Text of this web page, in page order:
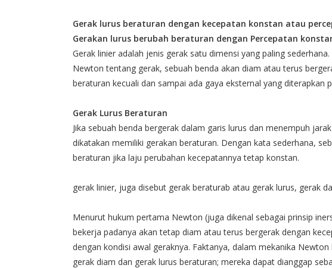
Gerak lurus beraturan dengan kecepatan konstan atau
Gerakan lurus berubah beraturan dengan Percepatan
Gerak linier adalah jenis gerak satu dimensi yang paling
Newton tentang gerak, sebuah benda akan diam atau terus
beraturan kecuali dan sampai ada gaya eksternal yang diterapkan
Gerak Lurus Beraturan
Jika sebuah benda bergerak dalam garis lurus dan menempuh
dikatakan memiliki gerakan beraturan. Dengan kata sederhana,
beraturan jika laju perubahan kecepatannya tetap konstan.
gerak linier, juga disebut gerak beraturab atau gerak lurus, gerak
Menurut hukum pertama Newton (juga dikenal sebagai prinsip
bekerja padanya akan tetap diam atau terus bergerak dengan
dengan kondisi awal geraknya. Faktanya, dalam mekanika
gerak diam dan gerak lurus beraturan; mereka dapat dianggap